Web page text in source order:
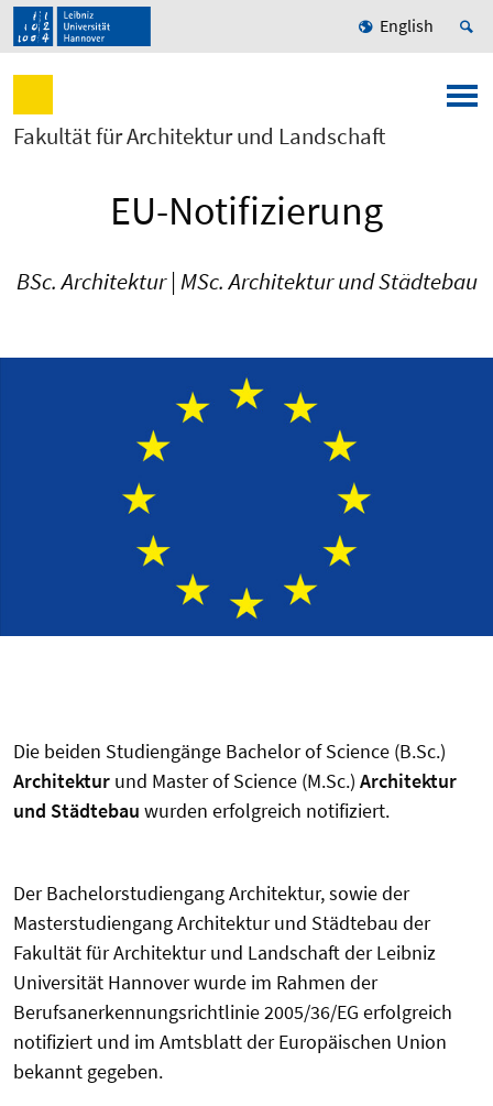
English
Fakultät für Architektur und Landschaft
EU-Notifizierung
BSc. Architektur | MSc. Architektur und Städtebau
Die beiden Studiengänge Bachelor of Science (B.Sc.)
Architektur und Master of Science (M.Sc.) Architektur
und Städtebau wurden erfolgreich notifiziert.
Der Bachelorstudiengang Architektur, sowie der
Masterstudiengang Architektur und Städtebau der
Fakultät für Architektur und Landschaft der Leibniz
Universität Hannover wurde im Rahmen der
Berufsanerkennungsrichtlinie 2005/36/EG erfolgreich
notifiziert und im Amtsblatt der Europäischen Union
bekannt gegeben.